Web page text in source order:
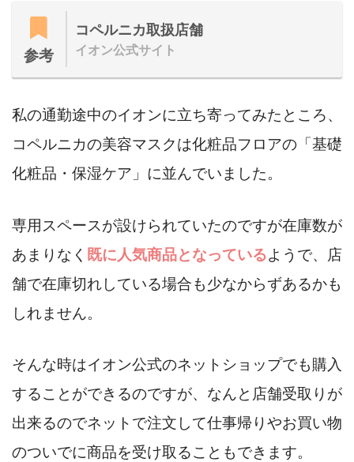
参考
コペルニカ取扱店舗
イオン公式サイト
私の通勤途中のイオンに立ち寄ってみたところ、
コペルニカの美容マスクは化粧品フロアの「基礎
化粧品・保湿ケア」に並んでいました。
専用スペースが設けられていたのですが在庫数が
あまりなく 既に人気商品となっているようで、店
舗で在庫切れしている場合も少なからずあるかも
しれません。
そんな時はイオン公式のネットショップでも購入
することができるのですが、なんと店舗受取りが
出来るのでネットで注文して仕事帰りやお買い物
のついでに商品を受け取ることもできます。